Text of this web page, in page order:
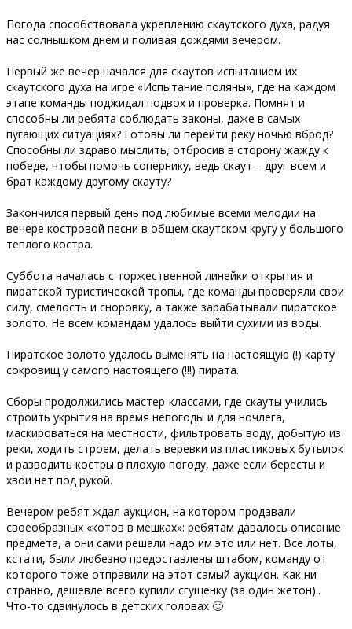
Погода способствовала укреплению скаутского духа, радуя
нас солнышком днем и поливая дождями вечером.
Первый же вечер начался для скаутов испытанием их
скаутского духа на игре «Испытание поляны», где на каждом
этапе команды поджидал подвох и проверка. Помнят и
способны ли ребята соблюдать законы, даже в самых
пугающих ситуациях? Готовы ли перейти реку ночью вброд?
Способны ли здраво мыслить, отбросив в сторону жажду к
победе, чтобы помочь сопернику, ведь скаут – друг всем и
брат каждому другому скауту?
Закончился первый день под любимые всеми мелодии на
вечере костровой песни в общем скаутском кругу у большого
теплого костра.
Суббота началась с торжественной линейки открытия и
пиратской туристической тропы, где команды проверяли свои
силу, смелость и сноровку, а также зарабатывали пиратское
золото. Не всем командам удалось выйти сухими из воды.
Пиратское золото удалось выменять на настоящую (!) карту
сокровищ у самого настоящего (!!!) пирата.
Сборы продолжились мастер-классами, где скауты учились
строить укрытия на время непогоды и для ночлега,
маскироваться на местности, фильтровать воду, добытую из
реки, ходить строем, делать веревки из пластиковых бутылок
и разводить костры в плохую погоду, даже если бересты и
хвои нет под рукой.
Вечером ребят ждал аукцион, на котором продавали
своеобразных «котов в мешках»: ребятам давалось описание
предмета, а они сами решали надо им это или нет. Все лоты,
кстати, были любезно предоставлены штабом, команду от
которого тоже отправили на этот самый аукцион. Как ни
странно, дешевле всего купили сгущенку (за один жетон)..
Что-то сдвинулось в детских головах 🙂